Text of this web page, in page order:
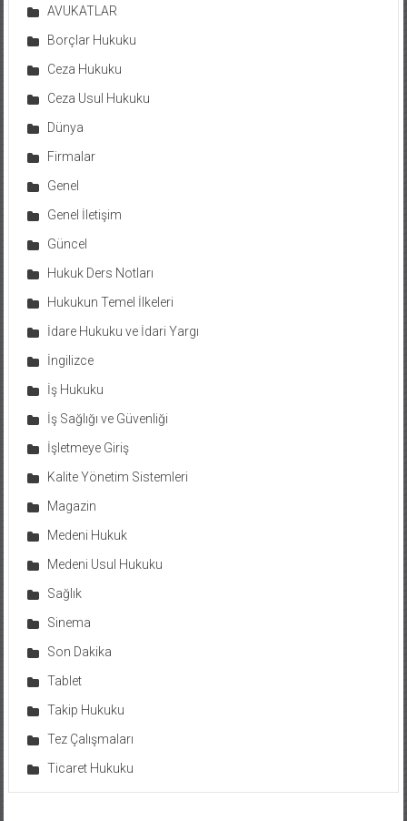
AVUKATLAR
Borçlar Hukuku
Ceza Hukuku
Ceza Usul Hukuku
Dünya
Firmalar
Genel
Genel İletişim
Güncel
Hukuk Ders Notları
Hukukun Temel İlkeleri
İdare Hukuku ve İdari Yargı
İngilizce
İş Hukuku
İş Sağlığı ve Güvenliği
İşletmeye Giriş
Kalite Yönetim Sistemleri
Magazin
Medeni Hukuk
Medeni Usul Hukuku
Sağlık
Sinema
Son Dakika
Tablet
Takip Hukuku
Tez Çalışmaları
Ticaret Hukuku